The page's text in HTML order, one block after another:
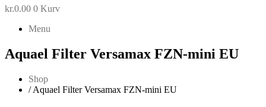
kr.0.00 0 Kurv
Menu
Aquael Filter Versamax FZN-mini EU
Shop
/ Aquael Filter Versamax FZN-mini EU